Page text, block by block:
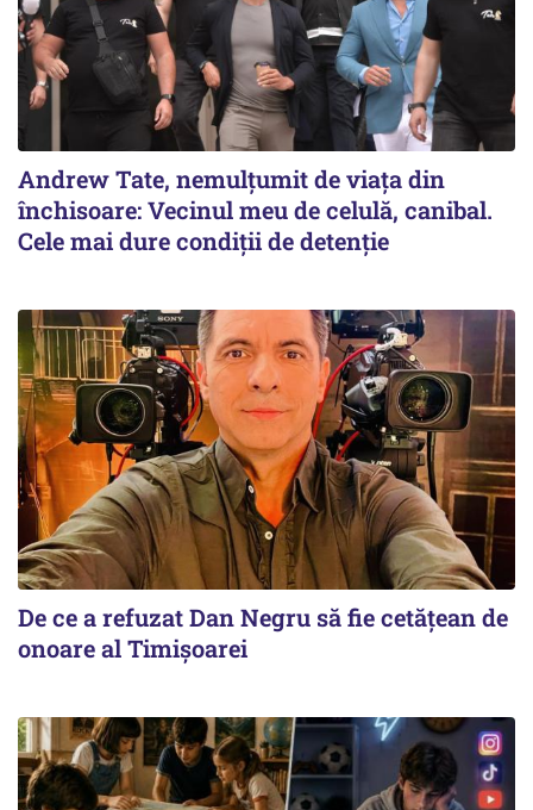
Andrew Tate, nemulțumit de viața din
închisoare: Vecinul meu de celulă, canibal.
Cele mai dure condiții de detenție
De ce a refuzat Dan Negru să fie cetățean de
onoare al Timișoarei